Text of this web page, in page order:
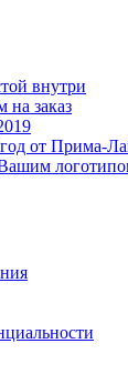
внутри
на заказ
от Прима-